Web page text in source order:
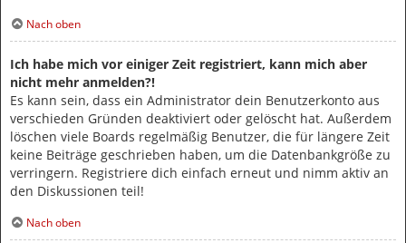
Nach oben
Ich habe mich vor einiger Zeit registriert, kann mich aber
nicht mehr anmelden?!
Es kann sein, dass ein Administrator dein Benutzerkonto aus
verschieden Gründen deaktiviert oder gelöscht hat. Außerdem
löschen viele Boards regelmäßig Benutzer, die für längere Zeit
keine Beiträge geschrieben haben, um die Datenbankgröße zu
verringern. Registriere dich einfach erneut und nimm aktiv an
den Diskussionen teil!
Nach oben